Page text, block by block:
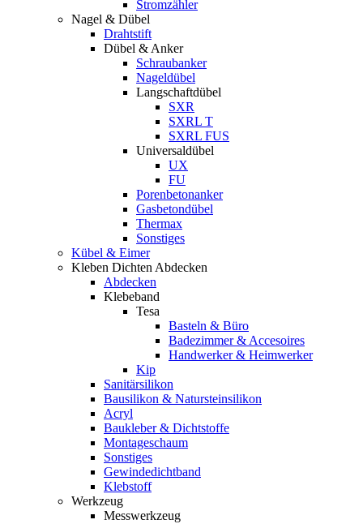
Stromzähler
Nagel & Dübel
Drahtstift
Dübel & Anker
Schraubanker
Nageldübel
Langschaftdübel
SXR
SXRL T
SXRL FUS
Universaldübel
UX
FU
Porenbetonanker
Gasbetondübel
Thermax
Sonstiges
Kübel & Eimer
Kleben Dichten Abdecken
Abdecken
Klebeband
Tesa
Basteln & Büro
Badezimmer & Accesoires
Handwerker & Heimwerker
Kip
Sanitärsilikon
Bausilikon & Natursteinsilikon
Acryl
Baukleber & Dichtstoffe
Montageschaum
Sonstiges
Gewindedichtband
Klebstoff
Werkzeug
Messwerkzeug